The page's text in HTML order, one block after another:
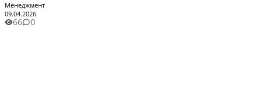
Менеджмент
09.04.2026
66 0